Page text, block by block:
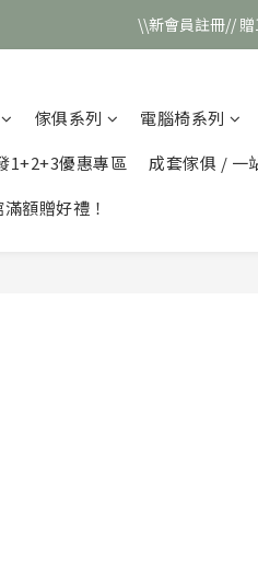
\\新會員註冊//
\\新會員註冊//
\\新會員註冊// 贈
傢俱系列 電腦椅系列
1+2+3優惠專區 成套傢俱 / 一
額贈好禮！